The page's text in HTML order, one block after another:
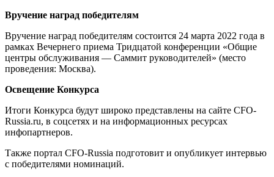
Вручение наград победителям
Вручение наград победителям состоится 24 марта 2022 года в
рамках Вечернего приема Тридцатой конференции «Общие
центры обслуживания — Саммит руководителей» (место
проведения: Москва).
Освещение Конкурса
Итоги Конкурса будут широко представлены на сайте CFO-
Russia.ru, в соцсетях и на информационных ресурсах
инфопартнеров.
Также портал CFO-Russia подготовит и опубликует интервью
с победителями номинаций.